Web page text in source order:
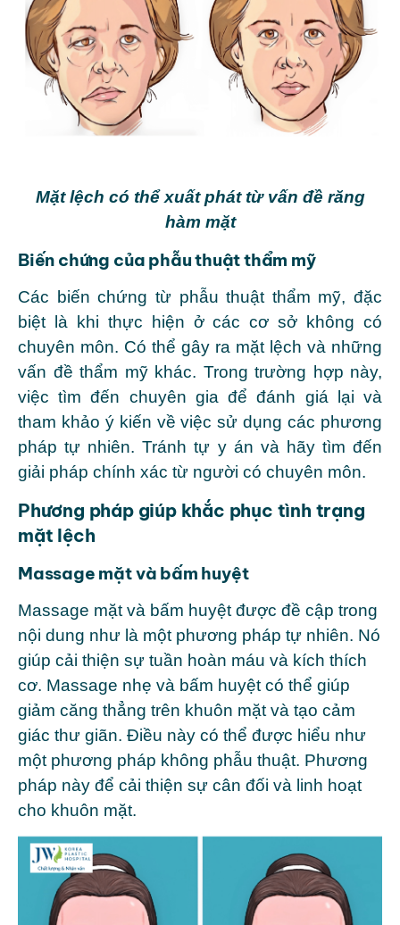
Mặt lệch có thể xuất phát từ vấn đề răng
hàm mặt
Biến chứng của phẫu thuật thẩm mỹ
Các biến chứng từ phẫu thuật thẩm mỹ, đặc
biệt là khi thực hiện ở các cơ sở không có
chuyên môn. Có thể gây ra mặt lệch và những
vấn đề thẩm mỹ khác. Trong trường hợp này,
việc tìm đến chuyên gia để đánh giá lại và
tham khảo ý kiến về việc sử dụng các phương
pháp tự nhiên. Tránh tự y án và hãy tìm đến
giải pháp chính xác từ người có chuyên môn.
Phương pháp giúp khắc phục tình trạng
mặt lệch
Massage mặt và bấm huyệt
Massage mặt và bấm huyệt được đề cập trong
nội dung như là một phương pháp tự nhiên. Nó
giúp cải thiện sự tuần hoàn máu và kích thích
cơ. Massage nhẹ và bấm huyệt có thể giúp
giảm căng thẳng trên khuôn mặt và tạo cảm
giác thư giãn. Điều này có thể được hiểu như
một phương pháp không phẫu thuật. Phương
pháp này để cải thiện sự cân đối và linh hoạt
cho khuôn mặt.